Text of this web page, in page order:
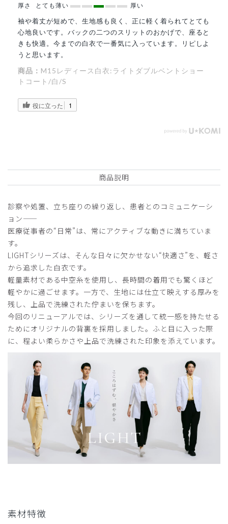
厚さ
とても薄い 厚い
袖や着丈が短めで、生地感も良く、正に軽く着られてとても
心地良いです。バックの二つのスリットのおかげで、座ると
きも快適。今までの白衣で一番気に入っています。リピしよ
うと思います。
商品： M15レディース白衣:ライトダブルベントショー
トコート/白/S
役に立った 1
商品説明
診察や処置、立ち座りの繰り返し、患者とのコミュニケーシ
ョン——
医療従事者の“日常”は、常にアクティブな動きに満ちていま
す。
LIGHTシリーズは、そんな日々に欠かせない“快適さ”を、軽さ
から追求した白衣です。
軽量素材である中空糸を使用し、長時間の着用でも驚くほど
軽やかに過ごせます。一方で、生地には仕立て映えする厚みを
残し、上品で洗練された佇まいを保ちます。
今回のリニューアルでは、シリーズを通して統一感を持たせる
ためにオリジナルの背裏を採用しました。ふと目に入った際
に、程よい柔らかさや上品で洗練された印象を添えています。
素材特徴